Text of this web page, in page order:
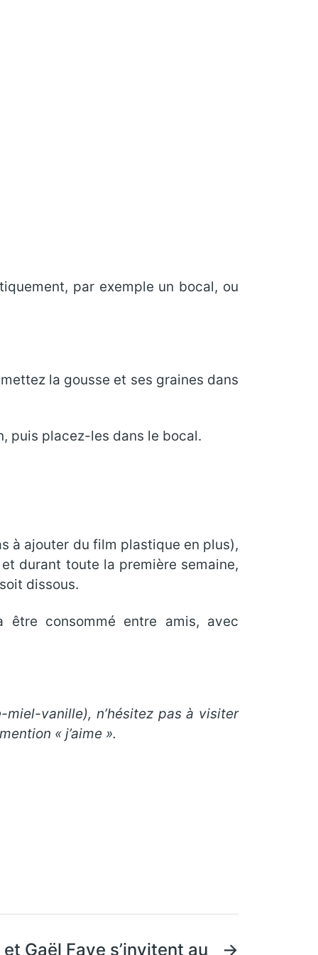
par exemple un bocal, ou
la gousse et ses graines dans
puis placez-les dans le bocal.
à ajouter du film plastique en plus),
durant toute la première semaine,
dissous.
être consommé entre amis, avec
vanille), n’hésitez pas à visiter
« j’aime ».
→
Gaël Faye s’invitent au